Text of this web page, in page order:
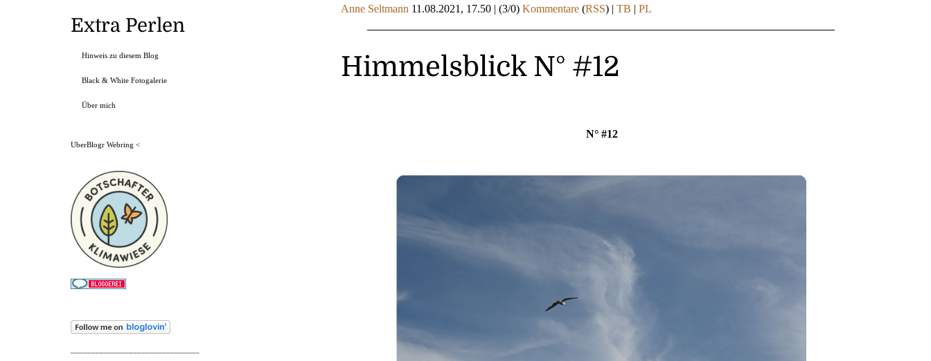
Anne Seltmann 11.08.2021, 17.50 | (3/0) Kommentare (RSS) | TB | PL
Himmelsblick N° #12
N° #12
Extra Perlen
Hinweis zu diesem Blog
Black & White Fotogalerie
Über mich
UberBlogr Webring <